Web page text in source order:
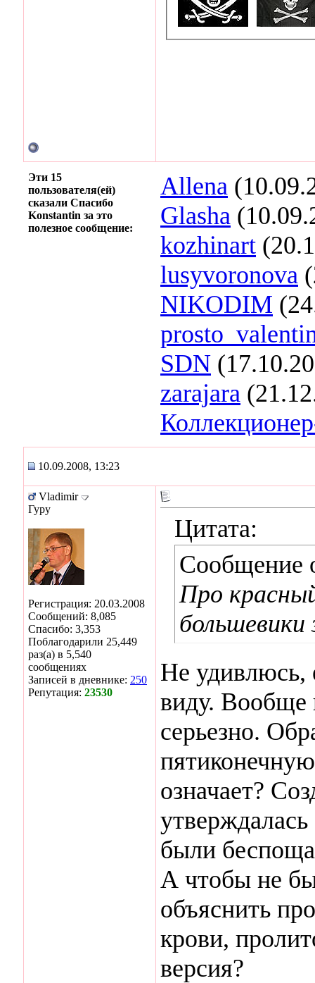
Эти 15
пользователя(ей)
сказали Спасибо
Konstantin за это
полезное сообщение:
Allena
Glasha
kozhinart
lusyvoronova
NIKODIM
SDN
zarajara
10.09.2008, 13:23
Vladimir
Гуру
Регистрация: 20.03.2008
Сообщений: 8,085
Спасибо: 3,353
Поблагодарили 25,449
раз(а) в 5,540
сообщениях
Записей в дневнике: 250
Репутация: 23530
Цитата:
Сообщение
Про
большевики
Не удивлюсь,
виду. Вообще
серьезно.
означает?
были
А чтобы не
объяснить
крови,
версия?